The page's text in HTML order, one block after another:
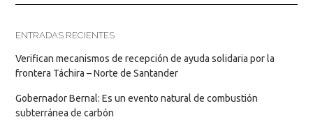
ENTRADAS RECIENTES
Verifican mecanismos de recepción de ayuda solidaria por la
frontera Táchira – Norte de Santander
Gobernador Bernal: Es un evento natural de combustión
subterránea de carbón